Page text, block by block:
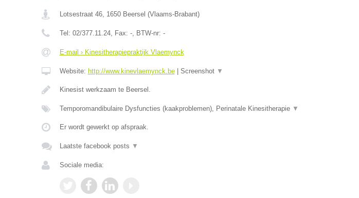
Lotsestraat 46, 1650 Beersel (Vlaams-Brabant)
Tel: 02/377.11.24, Fax: -, BTW-nr: -
E-mail › Kinesitherapiepraktijk Vlaemynck
Website: http://www.kinevlaemynck.be| Screenshot ▼
Kinesist werkzaam te Beersel.
Temporomandibulaire Dysfuncties (kaakproblemen), Perinatale Kinesitherapie ▼
Er wordt gewerkt op afspraak.
Laatste facebook posts ▼
Sociale media: